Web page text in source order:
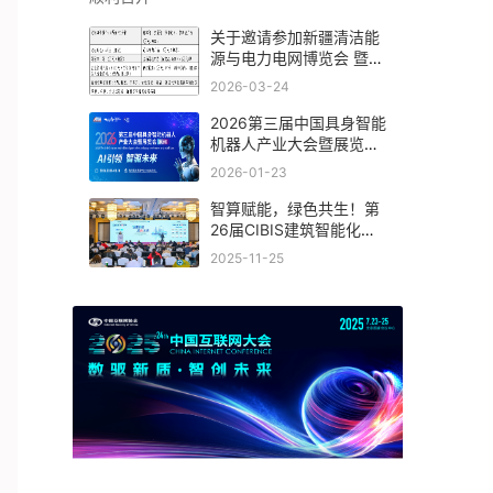
关于邀请参加新疆清洁能
源与电力电网博览会 暨新
能源新材料博览会的函
2026-03-24
2026第三届中国具身智能
机器人产业大会暨展览会
(杭州)
2026-01-23
智算赋能，绿色共生！第
26届CIBIS建筑智能化峰
会上海站成功举办
2025-11-25